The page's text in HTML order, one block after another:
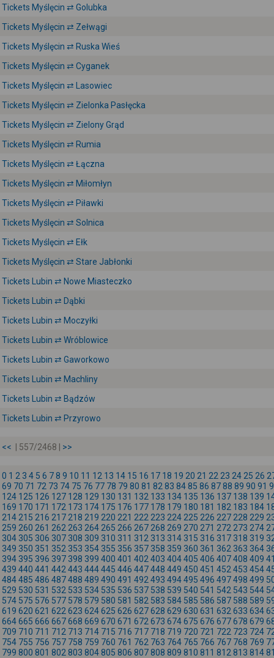
Tickets Myślęcin ⇄ Golubka
Tickets Myślęcin ⇄ Zełwągi
Tickets Myślęcin ⇄ Ruska Wieś
Tickets Myślęcin ⇄ Cyganek
Tickets Myślęcin ⇄ Lasowiec
Tickets Myślęcin ⇄ Zielonka Pasłęcka
Tickets Myślęcin ⇄ Zielony Grąd
Tickets Myślęcin ⇄ Rumia
Tickets Myślęcin ⇄ Łączna
Tickets Myślęcin ⇄ Miłomłyn
Tickets Myślęcin ⇄ Piławki
Tickets Myślęcin ⇄ Solnica
Tickets Myślęcin ⇄ Ełk
Tickets Myślęcin ⇄ Stare Jabłonki
Tickets Lubin ⇄ Nowe Miasteczko
Tickets Lubin ⇄ Dąbki
Tickets Lubin ⇄ Moczyłki
Tickets Lubin ⇄ Wróblowice
Tickets Lubin ⇄ Gaworkowo
Tickets Lubin ⇄ Machliny
Tickets Lubin ⇄ Bądzów
Tickets Lubin ⇄ Przyrowo
<< | 557/2468 | >>
0 1 2 3 4 5 6 78 9 10 11 12 13 14 15 16 17 18 19 20 21 22 23 24 25 26
69 70 71 72 73 74 75 76 77 78 79 80 81 82 83 8485 86 8788 89 90 91
124 125 126 127 128 129 130 131 132 133 134 135 136 137 138 139
169 170 171 172 173 174 175 176 177 178 179 180 181 182 183 184
214 215 216 217 218 219 220 221 222 223 224 225 226 227 228 229
259 260 261 262 263 264 265 266 267 268 269 270 271 272 273 274
304 305 306 307 308 309 310 311 312 313 314 315 316 317 318 319
349 350 351 352 353 354 355 356 357 358 359 360 361 362 363 364
394 395 396 397 398 399 400 401 402 403 404405 406 407408 409
439 440 441 442 443 444445 446 447448 449 450 451 452 453 454
484485 486 487488 489 490 491 492 493 494495 496 497498 499
529 530 531 532 533 534 535 536 537 538 539 540 541 542 543 544
574 575 576 577 578 579 580 581 582 583 584 585 586 587 588 589
619 620 621 622 623 624625 626 627628 629 630 631 632 633 634
664665 666 667668 669 670 671 672 673 674675 676 677678 679
709 710 711 712 713 714 715 716 717 718 719 720 721 722 723 724
754 755 756 757 758 759 760 761 762 763 764 765 766 767 768 769
799 800 801 802 803 804805 806 807808 809 810 811 812 813 814